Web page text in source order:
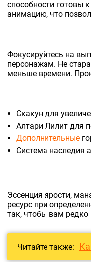
способности готовы
анимацию, что
Фокусируйтесь на
персонажам. Не
меньше времени.
Скакун для
Алтари Лилит для
Дополнительные
Система наследия
Эссенция ярости,
ресурс при
так, чтобы вам редко
Читайте также: